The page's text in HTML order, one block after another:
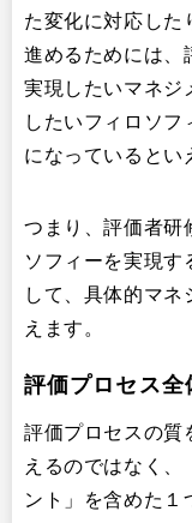
た変化に対応した
進めるためには、
実現したいマネジ
したいフィロソ
になっているとい
つまり、評価者研
ソフィーを実現す
して、具体的マ
えます。
評価プロセス全
評価プロセスの質
えるのではなく、
ント」を含めた１